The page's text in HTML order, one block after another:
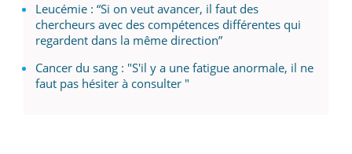
Leucémie : “Si on veut avancer, il faut des
chercheurs avec des compétences différentes qui
regardent dans la même direction”
Cancer du sang : "S'il y a une fatigue anormale, il ne
faut pas hésiter à consulter "